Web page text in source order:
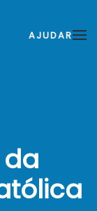
AJUDAR